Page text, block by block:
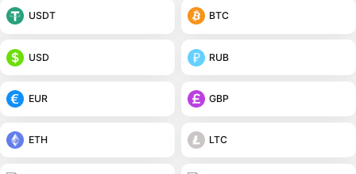
USDT BTC
USD RUB
EUR GBP
ETH LTC